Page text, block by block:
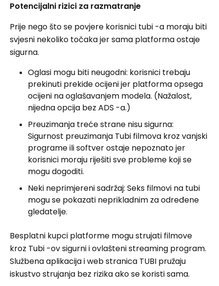
Potencijalni rizici za razmatranje
Prije nego što se povjere korisnici tubi -a moraju biti
svjesni nekoliko točaka jer sama platforma ostaje
sigurna.
Oglasi mogu biti neugodni: korisnici trebaju
prekinuti prekide ocijeni jer platforma opsega
ocijeni na oglašavanjem modela. (Nažalost,
nijedna opcija bez ADS -a.)
Preuzimanja treće strane nisu sigurna:
Sigurnost preuzimanja Tubi filmova kroz vanjski
programe ili softver ostaje nepoznato jer
korisnici moraju riješiti sve probleme koji se
mogu dogoditi.
Neki neprimjereni sadržaj: Seks filmovi na tubi
mogu se pokazati neprikladnim za određene
gledatelje.
Besplatni kupci platforme mogu strujati filmove
kroz Tubi -ov sigurni i ovlašteni streaming program.
Službena aplikacija i web stranica TUBI pružaju
iskustvo strujanja bez rizika ako se koristi sama.